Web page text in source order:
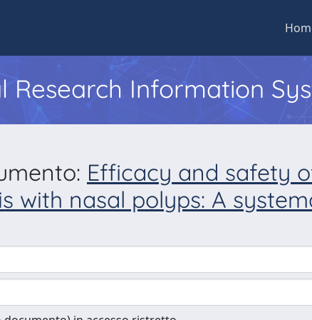
Research Information
Efficacy and safety
with nasal polyps: A